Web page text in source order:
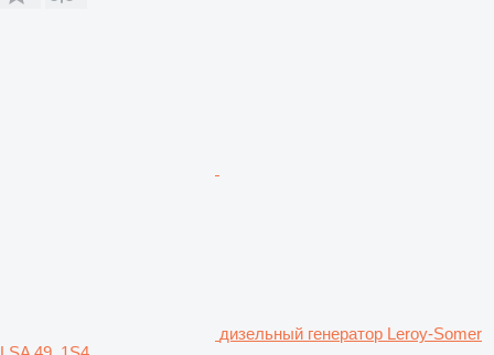
дизельный генератор Leroy-Somer